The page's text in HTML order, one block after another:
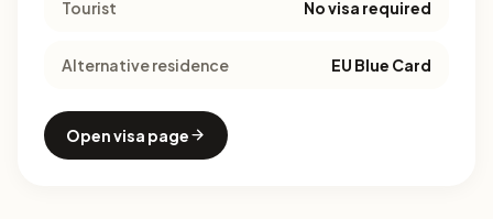
Tourist No visa required
Alternative residence EU Blue Card
Open visa page